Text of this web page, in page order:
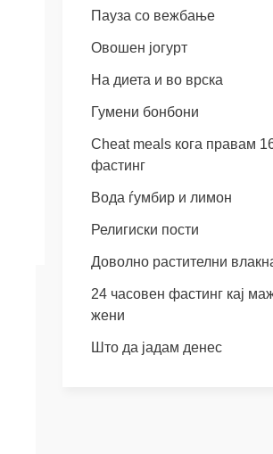
Пауза со вежбање
Овошен јогурт
На диета и во врска
Гумени бонбони
Cheat meals кога правам
фастинг
Вода ѓумбир и лимон
Религиски пости
Доволно растителни
24 часовен фастинг кај
жени
Што да јадам денес